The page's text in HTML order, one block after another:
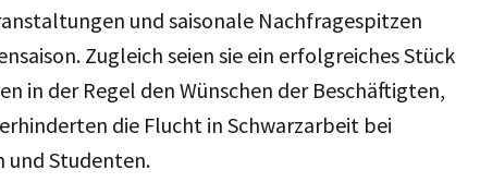
und saisonale Nachfragespitzen
Zugleich seien sie ein erfolgreiches Stück
in der Regel den Wünschen der Beschäftigten,
die Flucht in Schwarzarbeit bei
und Studenten.